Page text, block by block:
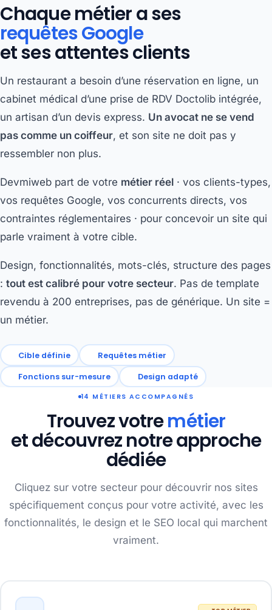
Chaque métier a ses
requêtes Google
et ses attentes clients
Un restaurant a besoin d’une réservation en ligne, un
cabinet médical d’une prise de RDV Doctolib intégrée,
un artisan d’un devis express. Un avocat ne se vend
pas comme un coiffeur, et son site ne doit pas y
ressembler non plus.
Devmiweb part de votre métier réel · vos clients-types,
vos requêtes Google, vos concurrents directs, vos
contraintes réglementaires · pour concevoir un site qui
parle vraiment à votre cible.
Design, fonctionnalités, mots-clés, structure des pages
: tout est calibré pour votre secteur. Pas de template
revendu à 200 entreprises, pas de générique. Un site =
un métier.
Cible définie Requêtes métier
Fonctions sur-mesure Design adapté
14 MÉTIERS ACCOMPAGNÉS
Trouvez votremétier
et découvrez notre approche
dédiée
Cliquez sur votre secteur pour découvrir nos sites
spécifiquement conçus pour votre activité, avec les
fonctionnalités, le design et le SEO local qui marchent
vraiment.